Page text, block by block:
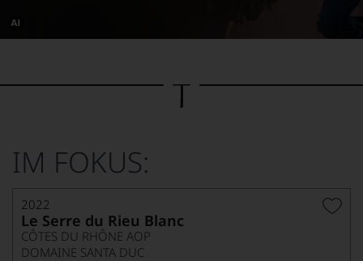
Dieses
von
IM FOKUS:
2022
Le Serre du Rieu Blanc
CÔTES DU RHÔNE AOP
DOMAINE SANTA DUC